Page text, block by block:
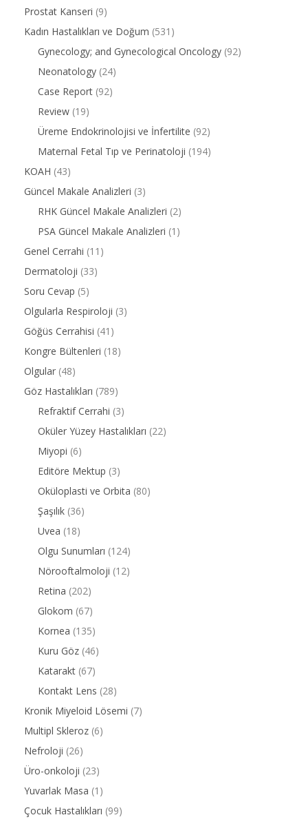
Prostat Kanseri (9)
Kadın Hastalıkları ve Doğum (531)
Gynecology; and Gynecological Oncology (92)
Neonatology (24)
Case Report (92)
Review (19)
Üreme Endokrinolojisi ve İnfertilite (92)
Maternal Fetal Tıp ve Perinatoloji (194)
KOAH (43)
Güncel Makale Analizleri (3)
RHK Güncel Makale Analizleri (2)
PSA Güncel Makale Analizleri (1)
Genel Cerrahi (11)
Dermatoloji (33)
Soru Cevap (5)
Olgularla Respiroloji (3)
Göğüs Cerrahisi (41)
Kongre Bültenleri (18)
Olgular (48)
Göz Hastalıkları (789)
Refraktif Cerrahi (3)
Oküler Yüzey Hastalıkları (22)
Miyopi (6)
Editöre Mektup (3)
Oküloplasti ve Orbita (80)
Şaşılık (36)
Uvea (18)
Olgu Sunumları (124)
Nörooftalmoloji (12)
Retina (202)
Glokom (67)
Kornea (135)
Kuru Göz (46)
Katarakt (67)
Kontakt Lens (28)
Kronik Miyeloid Lösemi (7)
Multipl Skleroz (6)
Nefroloji (26)
Üro-onkoloji (23)
Yuvarlak Masa (1)
Çocuk Hastalıkları (99)